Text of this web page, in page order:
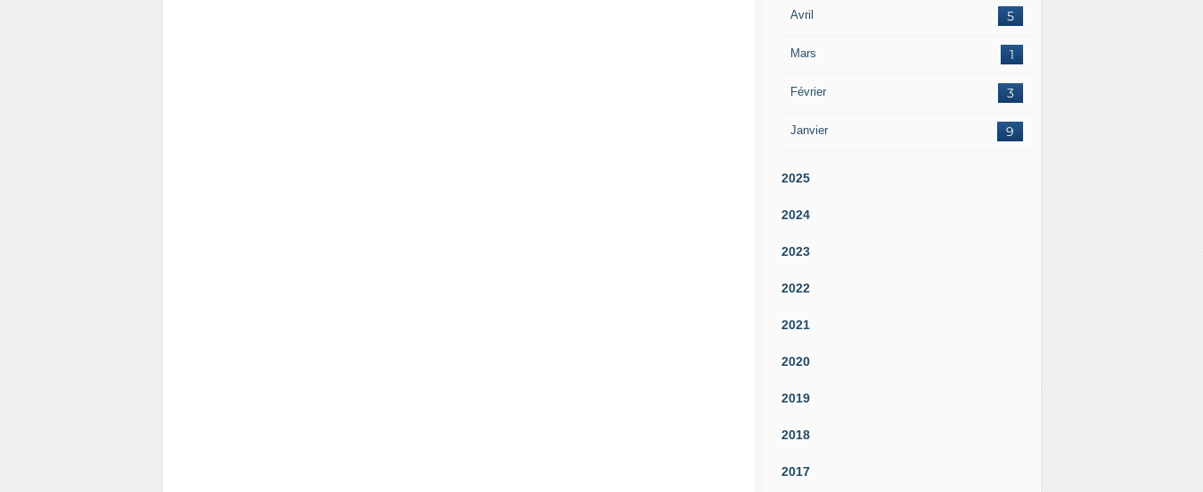
Avril 5
Mars 1
Février 3
Janvier 9
2025
2024
2023
2022
2021
2020
2019
2018
2017